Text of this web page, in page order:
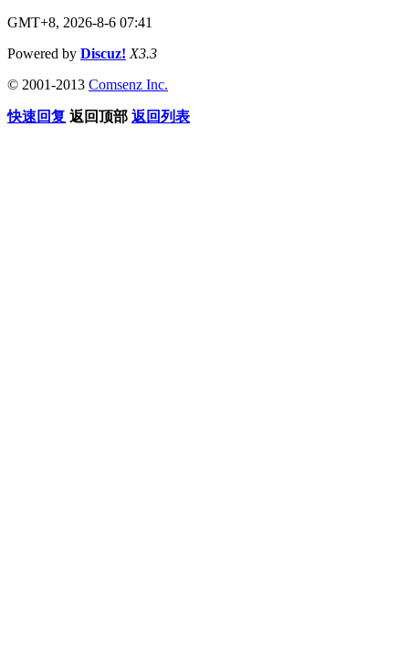
GMT+8, 2026-8-6 07:41
Powered by Discuz! X3.3
© 2001-2013 Comsenz Inc.
快速回复 返回顶部 返回列表